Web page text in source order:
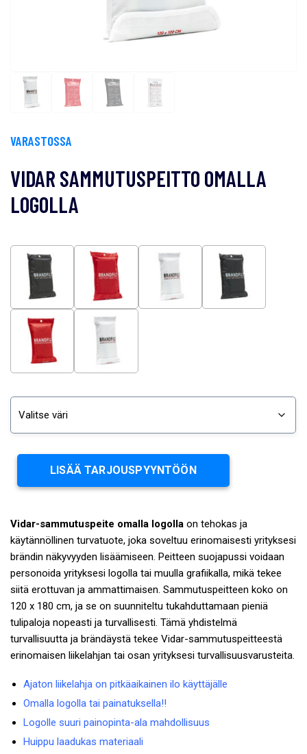
VARASTOSSA
VIDAR SAMMUTUSPEITTO OMALLA
LOGOLLA
Vidar-sammutuspeite omalla logolla on tehokas ja
käytännöllinen turvatuote, joka soveltuu erinomaisesti yrityksesi
brändin näkyvyyden lisäämiseen. Peitteen suojapussi voidaan
personoida yrityksesi logolla tai muulla grafiikalla, mikä tekee
siitä erottuvan ja ammattimaisen. Sammutuspeitteen koko on
120 x 180 cm, ja se on suunniteltu tukahduttamaan pieniä
tulipaloja nopeasti ja turvallisesti. Tämä yhdistelmä
turvallisuutta ja brändäystä tekee Vidar-sammutuspeitteestä
erinomaisen liikelahjan tai osan yrityksesi turvallisuusvarusteita.
Ajaton liikelahja on pitkäaikainen ilo käyttäjälle
Omalla logolla tai painatuksella!!
Logolle suuri painopinta-ala mahdollisuus
Huippu laadukas materiaali
LISÄÄ TARJOUSPYYNTÖÖN